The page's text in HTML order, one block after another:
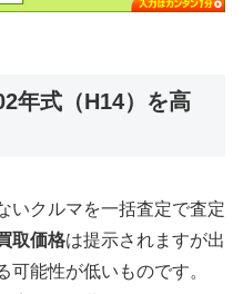
年式（H14）を高
いクルマを一括査定で査定
取価格は提示されますが出
能性が低いものです。